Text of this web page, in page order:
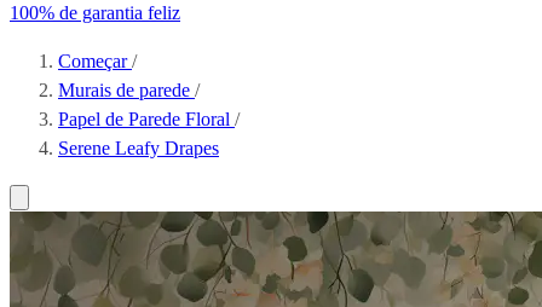
100% de garantia feliz
Começar/
Murais de parede /
Papel de Parede Floral /
Serene Leafy Drapes